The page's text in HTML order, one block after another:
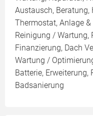
Austausch, Beratung,
Thermostat, Anlage
Reinigung / Wartung,
Finanzierung, Dach
Wartung /
Batterie, Erweiterung,
Badsanierung